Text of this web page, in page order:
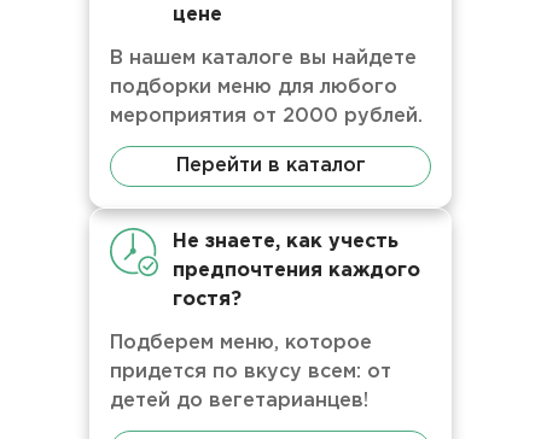
цене
В нашем каталоге вы найдете
подборки меню для любого
мероприятия от 2000 рублей.
Перейти в каталог
Не знаете, как учесть
предпочтения каждого
гостя?
Подберем меню, которое
придется по вкусу всем: от
детей до вегетарианцев!